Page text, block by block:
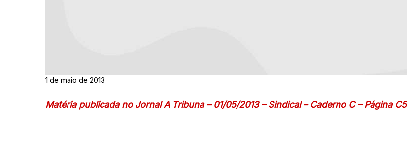
1 de maio de 2013
Matéria publicada no Jornal A Tribuna – 01/05/2013 – Sindical – Caderno C – Página C5